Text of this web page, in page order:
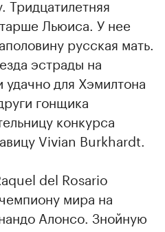
Льюиса. У нее
русская мать.
эстрады на
удачно для Хэмилтона
гонщика
конкурса
Vivian Burkhardt.
del Rosario
мира на
Алонсо. Знойную